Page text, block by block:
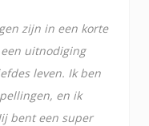
zijn in een korte
uitnodiging
leven. Ik ben
en ik
bent een super